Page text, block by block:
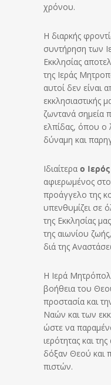
χρόνου.
Η διαρκής
συντήρηση των
Εκκλησίας
της Ιεράς
αυτοί δεν είναι
εκκλησιαστικής
ζωντανά σημεία
ελπίδας, όπου ο
δύναμη και
Ιδιαίτερα ο
αφιερωμένος
προάγγελο της
υπενθυμίζει σε
της Εκκλησίας
της αιωνίου
διά της
Η Ιερά
βοήθεια του
προστασία και
Ναών και των
ώστε να
ιερότητας και
δόξαν Θεού και
πιστών.